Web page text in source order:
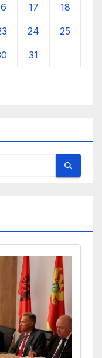
17 18
24 25
31